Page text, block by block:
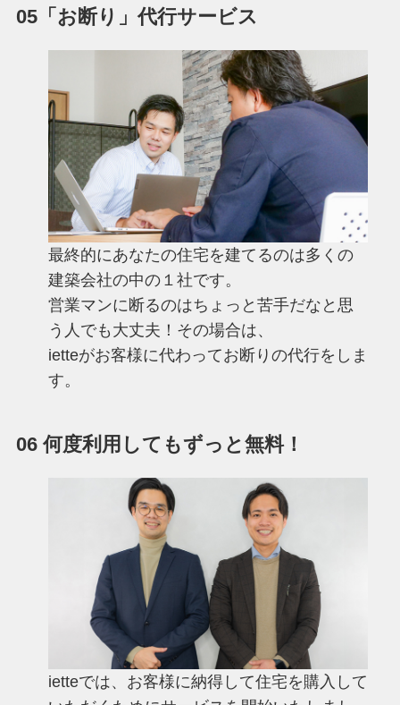
05「お断り」代行サービス
最終的にあなたの住宅を建てるのは多くの
建築会社の中の１社です。
営業マンに断るのはちょっと苦手だなと思
う人でも大丈夫！その場合は、
ietteがお客様に代わってお断りの代行をしま
す。
06 何度利用してもずっと無料！
ietteでは、お客様に納得して住宅を購入して